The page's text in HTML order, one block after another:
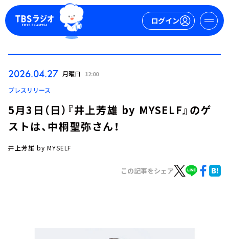
ログイン
2026.04.27 月曜日 12:00
プレスリリース
5月3日（日）『井上芳雄 by MYSELF』のゲ
ストは、中桐聖弥さん！
井上芳雄 by MYSELF
この記事をシェア